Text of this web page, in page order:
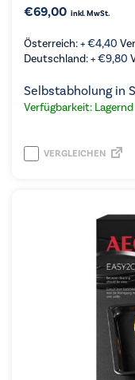
€69,00 inkl. MwSt.
Österreich: +€4,40
Deutschland: +€9,80
Selbstabholung in
Verfügbarkeit: Lagernd
VERGLEICHEN